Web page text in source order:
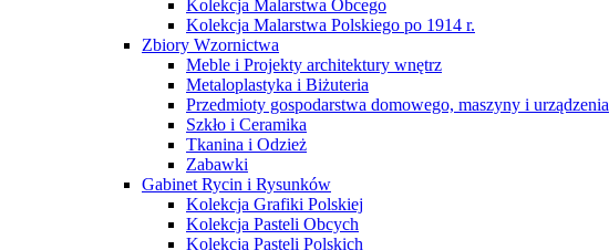
Kolekcja Malarstwa Obcego
Kolekcja Malarstwa Polskiego po 1914 r.
Zbiory Wzornictwa
Meble i Projekty architektury wnętrz
Metaloplastyka i Biżuteria
Przedmioty gospodarstwa domowego, maszyny i urządzenia
Szkło i Ceramika
Tkanina i Odzież
Zabawki
Gabinet Rycin i Rysunków
Kolekcja Grafiki Polskiej
Kolekcja Pasteli Obcych
Kolekcja Pasteli Polskich